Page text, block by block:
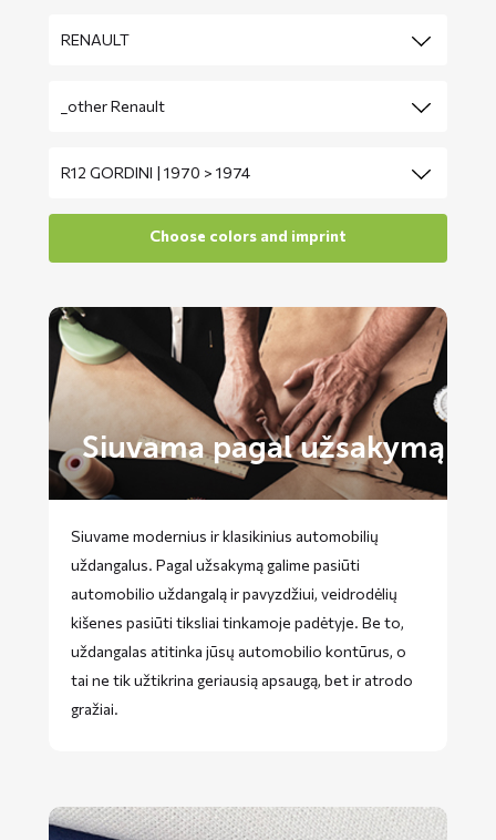
Siuvama pagal užsakymą
Siuvame modernius ir klasikinius automobilių
uždangalus. Pagal užsakymą galime pasiūti
automobilio uždangalą ir pavyzdžiui, veidrodėlių
kišenes pasiūti tiksliai tinkamoje padėtyje. Be to,
uždangalas atitinka jūsų automobilio kontūrus, o
tai ne tik užtikrina geriausią apsaugą, bet ir atrodo
gražiai.